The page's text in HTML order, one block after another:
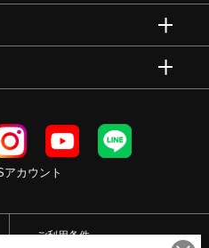
プ
ン
アカウント
ご利用条件